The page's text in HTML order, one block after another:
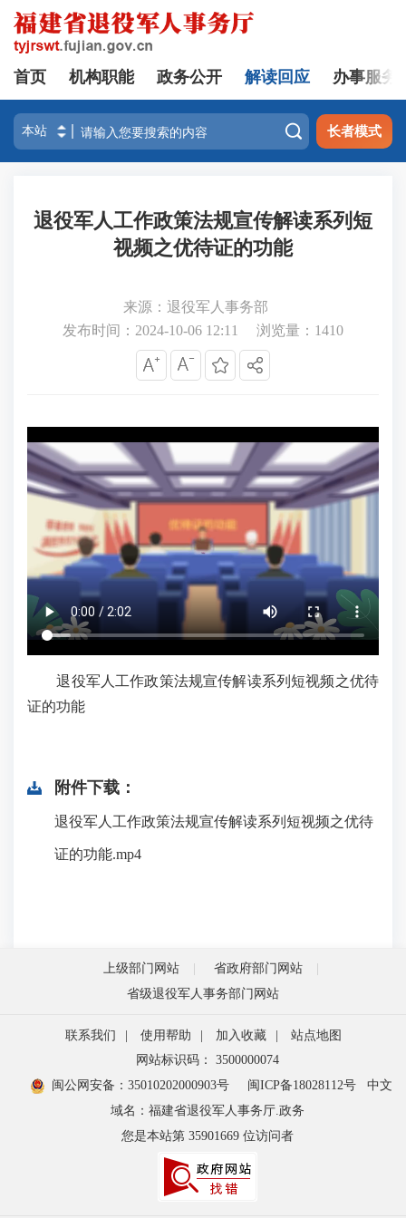
首页 机构职能 政务公开 解读回应 办事服务
 长者模式
退役军人工作政策法规宣传解读系列短
视频之优待证的功能
来源：退役军人事务部
发布时间：2024-10-06 12:11
浏览量： 1410
退役军人工作政策法规宣传解读系列短视频之优待
证的功能
附件下载：
退役军人工作政策法规宣传解读系列短视频之优待
证的功能.mp4
上级部门网站
省政府部门网站
省级退役军人事务部门网站
联系我们 使用帮助 加入收藏
站点地图
网站标识码： 3500000074
闽公网安备：35010202000903号
闽ICP备18028112号
中文
域名：福建省退役军人事务厅.政务
您是本站第 35901669 位访问者